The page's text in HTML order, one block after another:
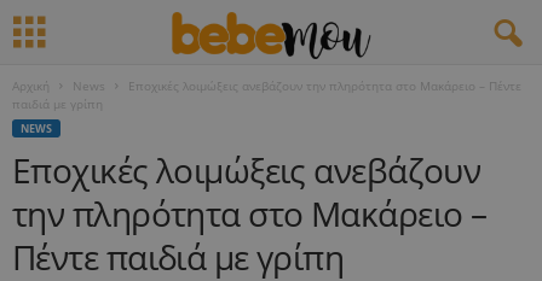
Αρχική News
Εποχικές λοιμώξεις ανεβάζουν την πληρότητα στο Μακάρειο – Πέντε
παιδιά με γρίπη
NEWS
Εποχικές λοιμώξεις ανεβάζουν
την πληρότητα στο Μακάρειο –
Πέντε παιδιά με γρίπη